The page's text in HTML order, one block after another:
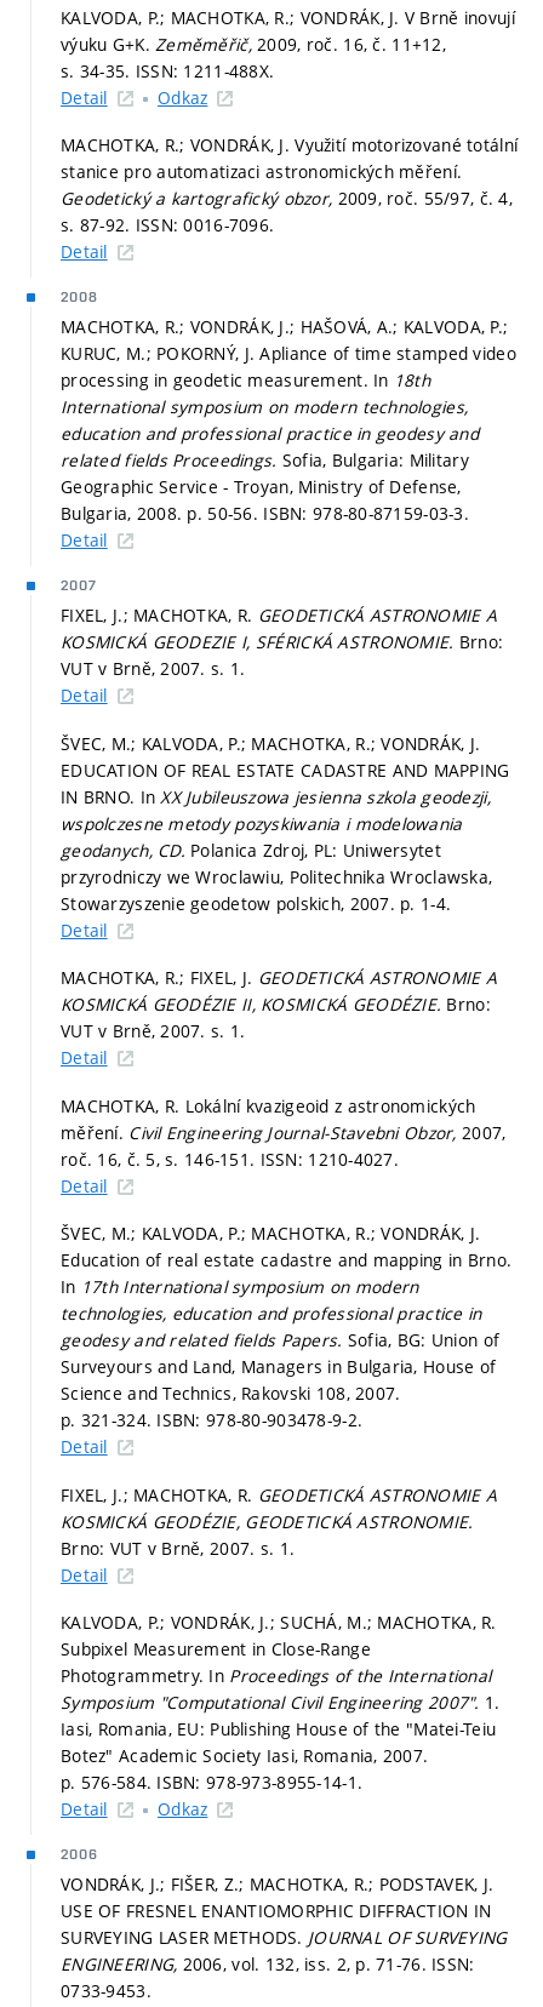
KALVODA, P.; MACHOTKA, R.; VONDRÁK, J. V Brně inovují
výuku G+K. Zeměměřič, 2009, roč. 16, č. 11+12,
s. 34-35. ISSN: 1211-488X.
Detail
Odkaz
MACHOTKA, R.; VONDRÁK, J. Využití motorizované totální
stanice pro automatizaci astronomických měření.
Geodetický a kartografický obzor, 2009, roč. 55/97, č. 4,
s. 87-92. ISSN: 0016-7096.
Detail
2008
MACHOTKA, R.; VONDRÁK, J.; HAŠOVÁ, A.; KALVODA, P.;
KURUC, M.; POKORNÝ, J. Apliance of time stamped video
processing in geodetic measurement. In 18th
International symposium on modern technologies,
education and professional practice in geodesy and
related fields Proceedings. Sofia, Bulgaria: Military
Geographic Service - Troyan, Ministry of Defense,
Bulgaria, 2008. p. 50-56. ISBN: 978-80-87159-03-3.
Detail
2007
FIXEL, J.; MACHOTKA, R. GEODETICKÁ ASTRONOMIE A
KOSMICKÁ GEODEZIE I, SFÉRICKÁ ASTRONOMIE. Brno:
VUT v Brně, 2007.s. 1.
Detail
ŠVEC, M.; KALVODA, P.; MACHOTKA, R.; VONDRÁK, J.
EDUCATION OF REAL ESTATE CADASTRE AND MAPPING
IN BRNO. In XX Jubileuszowa jesienna szkola geodezji,
wspolczesne metody pozyskiwania i modelowania
geodanych, CD. Polanica Zdroj, PL: Uniwersytet
przyrodniczy we Wroclawiu, Politechnika Wroclawska,
Stowarzyszenie geodetow polskich, 2007. p. 1-4.
Detail
MACHOTKA, R.; FIXEL, J. GEODETICKÁ ASTRONOMIE A
KOSMICKÁ GEODÉZIE II, KOSMICKÁ GEODÉZIE. Brno:
VUT v Brně, 2007.s. 1.
Detail
MACHOTKA, R. Lokální kvazigeoid z astronomických
měření. Civil Engineering Journal-Stavebni Obzor, 2007,
roč. 16, č. 5,s. 146-151. ISSN: 1210-4027.
Detail
ŠVEC, M.; KALVODA, P.; MACHOTKA, R.; VONDRÁK, J.
Education of real estate cadastre and mapping in Brno.
In 17th International symposium on modern
technologies, education and professional practice in
geodesy and related fields Papers. Sofia, BG: Union of
Surveyours and Land, Managers in Bulgaria, House of
Science and Technics, Rakovski 108, 2007.
p. 321-324. ISBN: 978-80-903478-9-2.
Detail
FIXEL, J.; MACHOTKA, R. GEODETICKÁ ASTRONOMIE A
KOSMICKÁ GEODÉZIE, GEODETICKÁ ASTRONOMIE.
Brno: VUT v Brně, 2007. s. 1.
Detail
KALVODA, P.; VONDRÁK, J.; SUCHÁ, M.; MACHOTKA, R.
Subpixel Measurement in Close-Range
Photogrammetry. In Proceedings of the International
Symposium "Computational Civil Engineering 2007". 1.
Iasi, Romania, EU: Publishing House of the "Matei-Teiu
Botez" Academic Society Iasi, Romania, 2007.
p. 576-584. ISBN: 978-973-8955-14-1.
Detail
Odkaz
2006
VONDRÁK, J.; FIŠER, Z.; MACHOTKA, R.; PODSTAVEK, J.
USE OF FRESNEL ENANTIOMORPHIC DIFFRACTION IN
SURVEYING LASER METHODS. JOURNAL OF SURVEYING
ENGINEERING, 2006, vol. 132, iss. 2, p. 71-76. ISSN:
0733-9453.